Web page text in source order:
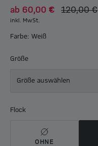
ab 60,00 € 120,00 €
inkl. MwSt.
Farbe: Weiß
Größe
Größe auswählen
Flock
OHNE